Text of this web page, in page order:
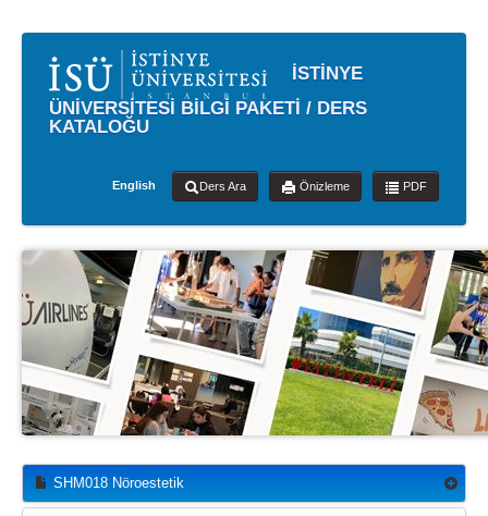
İSTİNYE
ÜNİVERSİTESİ BİLGİ PAKETİ / DERS
KATALOĞU
English Ders Ara Önizleme PDF
SHM018 Nöroestetik